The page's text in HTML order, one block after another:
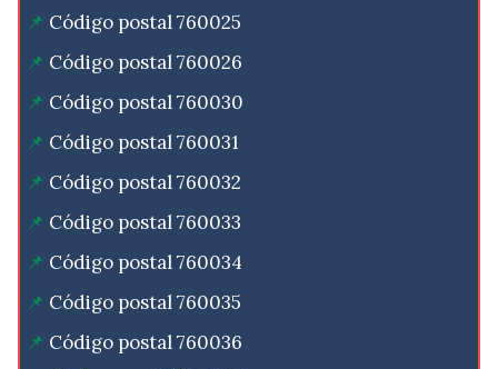
Código postal 760025
Código postal 760026
Código postal 760030
Código postal 760031
Código postal 760032
Código postal 760033
Código postal 760034
Código postal 760035
Código postal 760036